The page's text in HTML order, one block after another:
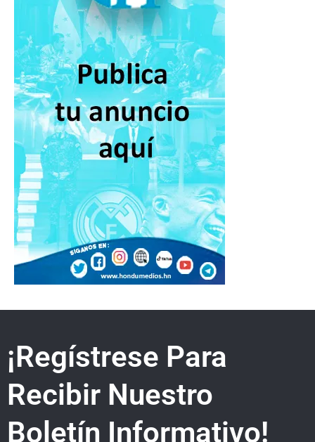
¡Regístrese Para
Recibir Nuestro
Boletín Informativo!